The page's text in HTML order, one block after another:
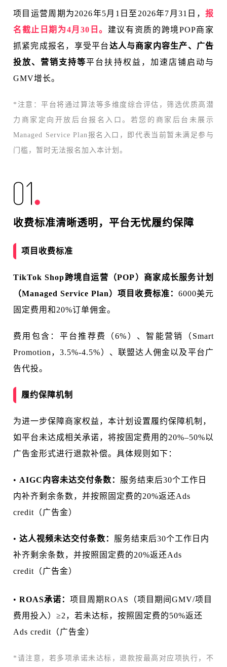
项目运营周期为2026年5月1日至2026年7月31日， 报
名截止日期为4月30日。 建议有资质的跨境POP商家
抓紧完成报名，享受平台达人与商家内容生产、广告
投放、营销支持等平台扶持权益，加速店铺启动与
GMV增长。
*注意：平台将通过算法等多维度综合评估，筛选优质高潜
力商家定向开放后台报名入口。若您的商家后台未展示
Managed Service Plan报名入口，即代表当前暂未满足参与
门槛，暂时无法报名加入本计划。
收费标准清晰透明，平台无忧履约保障
项目收费标准
TikTok Shop跨境自运营（POP）商家成长服务计划
（Managed Service Plan）项目收费标准： 6000美元
固定费用和20%订单佣金。
费用包含：平台推荐费（6%）、智能营销（Smart
Promotion，3.5%-4.5%）、联盟达人佣金以及平台广
告代投。
履约保障机制
为进一步保障商家权益，本计划设置履约保障机制，
如平台未达成相关承诺，将按固定费用的20%–50%以
广告金形式进行退款补偿。具体规则如下：
• AIGC内容未达交付条数： 服务结束后30个工作日
内补齐剩余条数，并按照固定费的20%返还Ads
credit（广告金）
• 达人视频未达交付条数： 服务结束后30个工作日内
补齐剩余条数，并按照固定费的20%返还Ads
credit（广告金）
• ROAS承诺： 项目周期ROAS（项目期间GMV/项目
费用投入）≥2，若未达标，按照固定费的50%返还
Ads credit（广告金）
*请注意，若多项承诺未达标，退款按最高对应项执行，不